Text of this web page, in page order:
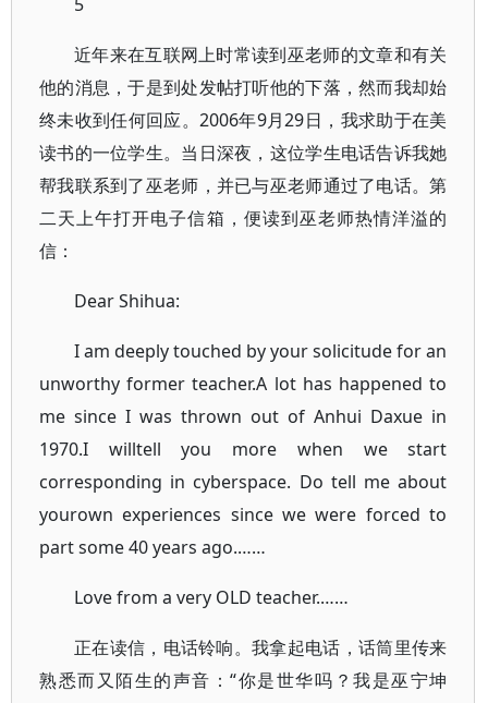
近年来在互联网上时常读到巫老师的文章和有关
他的消息，于是到处发帖打听他的下落，然而我却始
终未收到任何回应。2006年9月29日，我求助于在美
读书的一位学生。当日深夜，这位学生电话告诉我她
帮我联系到了巫老师，并已与巫老师通过了电话。第
二天上午打开电子信箱，便读到巫老师热情洋溢的
信：
Dear Shihua:
I am deeply touched by your solicitude for an
unworthy former teacher.A lot has happened to
me since I was thrown out of Anhui Daxue in
1970.I willtell you more when we start
corresponding in cyberspace. Do tell me about
yourown experiences since we were forced to
part some 40 years ago.……
Love from a very OLD teacher.……
正在读信，电话铃响。我拿起电话，话筒里传来
熟悉而又陌生的声音：“你是世华吗？我是巫宁坤